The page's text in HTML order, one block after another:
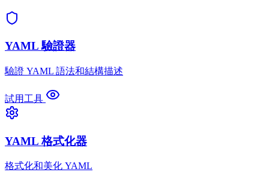
YAML 驗證器
驗證 YAML 語法和結構描述
試用工具
YAML 格式化器
格式化和美化 YAML